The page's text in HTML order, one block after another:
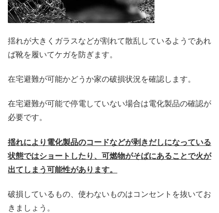
揺れが大きくガラスなどが割れて散乱しているようであれ
ば靴を履いてケガを防ぎます。
在宅避難が可能かどうか家の破損状況を確認します。
在宅避難が可能で停電していない場合は電化製品の確認が
必要です。
揺れにより電化製品のコードなどが剥きだしになっている
状態ではショートしたり、可燃物がそばにあることで火が
出てしまう可能性があります。
破損しているもの、使わないものはコンセントを抜いてお
きましょう。